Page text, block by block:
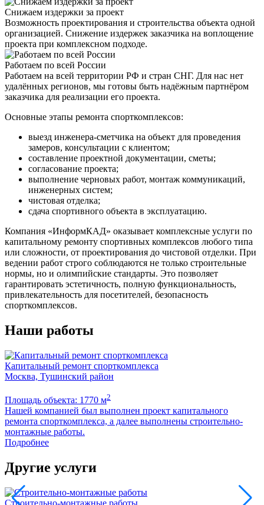
Снижаем издержки за проект
Возможность проектирования и строительства объекта одной
организацией. Снижение издержек заказчика на воплощение
проекта при комплексном подходе.
Работаем по всей России
Работаем на всей территории РФ и стран СНГ. Для нас нет
удалённых регионов, мы готовы быть надёжным партнёром
заказчика для реализации его проекта.
Основные этапы ремонта спорткомплексов:
выезд инженера-сметчика на объект для проведения
замеров, консультации с клиентом;
составление проектной документации, сметы;
согласование проекта;
выполнение черновых работ, монтаж коммуникаций,
инженерных систем;
чистовая отделка;
сдача спортивного объекта в эксплуатацию.
Компания «ИнформКАД» оказывает комплексные услуги по
капитальному ремонту спортивных комплексов любого типа
или сложности, от проектирования до чистовой отделки. При
ведении работ строго соблюдаются не только строительные
нормы, но и олимпийские стандарты. Это позволяет
гарантировать эстетичность, полную функциональность,
привлекательность для посетителей, безопасность
спорткомплексов.
Наши работы
Капитальный ремонт спорткомплекса
Москва, Тушинский район
Площадь объекта: 1770 м2
Нашей компанией был выполнен проект капитального
ремонта спорткомплекса, а далее выполнены строительно-
монтажные работы.
Подробнее
Другие услуги
Строительно-монтажные работы